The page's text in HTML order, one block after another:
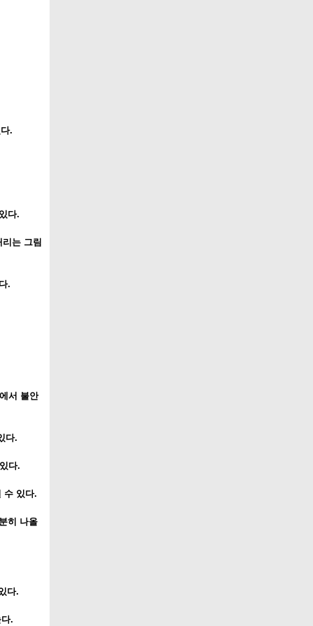
.
다.
는 그림
.
서 불안
다.
다.
수 있다.
히 나올
다.
.